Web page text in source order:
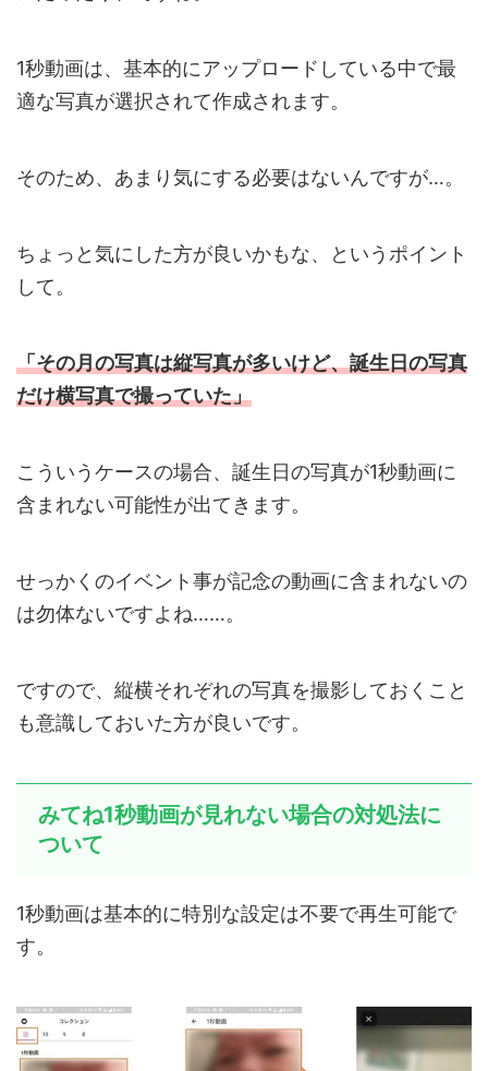
1秒動画は、基本的にアップロードしている中で最
適な写真が選択されて作成されます。
そのため、あまり気にする必要はないんですが…。
ちょっと気にした方が良いかもな、というポイント
して。
「その月の写真は縦写真が多いけど、誕生日の写真
だけ横写真で撮っていた」
こういうケースの場合、誕生日の写真が1秒動画に
含まれない可能性が出てきます。
せっかくのイベント事が記念の動画に含まれないの
は勿体ないですよね……。
ですので、縦横それぞれの写真を撮影しておくこと
も意識しておいた方が良いです。
みてね1秒動画が見れない場合の対処法に
ついて
1秒動画は基本的に特別な設定は不要で再生可能で
す。